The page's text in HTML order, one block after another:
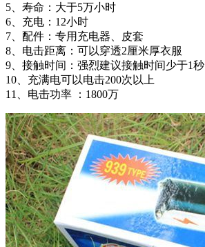
5、寿命：大于5万小时
6、充电：12小时
7、配件：专用充电器、皮套
8、电击距离：可以穿透2厘米厚衣服
9、接触时间：强烈建议接触时间少于1秒
10、充满电可以电击200次以上
11、电击功率 ：1800万